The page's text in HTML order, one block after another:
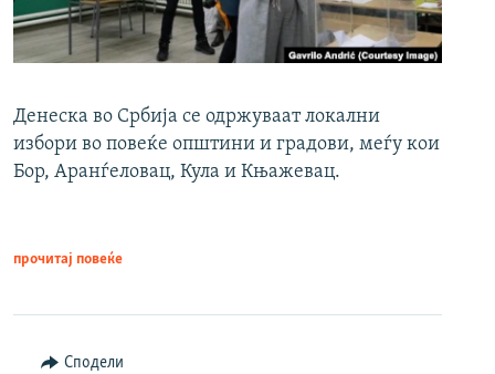
Денеска во Србија се одржуваат локални
избори во повеќе општини и градови, меѓу кои
Бор, Аранѓеловац, Кула и Књажевац.
прочитај повеќе
Сподели